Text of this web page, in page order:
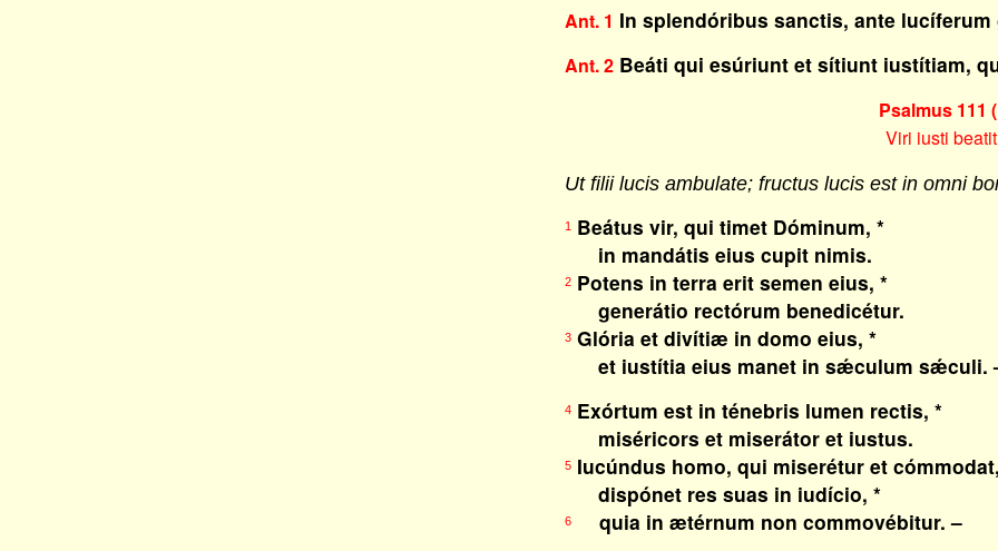
Ant. 1 In splendóribus sanctis, ante
Ant. 2 Beáti qui esúriunt et sítiunt iustítiam,
Psalmus 111
Viri iusti
Ut filii lucis ambulate; fructus lucis est in omni
1
Beátus vir, qui timet Dóminum, *
in mandátis eius cupit nimis.
2 Potens in terra erit semen eius, *
generátio rectórum benedicétur.
3 Glória et divítiæ in domo eius, *
et iustítia eius manet in sǽculum sǽculi.
4 Exórtum est in ténebris lumen rectis, *
miséricors et miserátor et iustus.
5 Iucúndus homo, qui miserétur et
dispónet res suas in iudício, *
6
quia in ætérnum non commovébitur. –